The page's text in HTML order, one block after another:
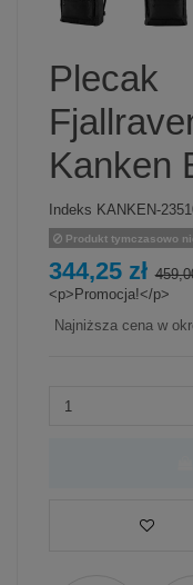
Plecak
Kanken
Indeks KANKEN-
Produkt tymczasowo
344,25 zł
<p>Promocja!</p>
Najniższa cena w